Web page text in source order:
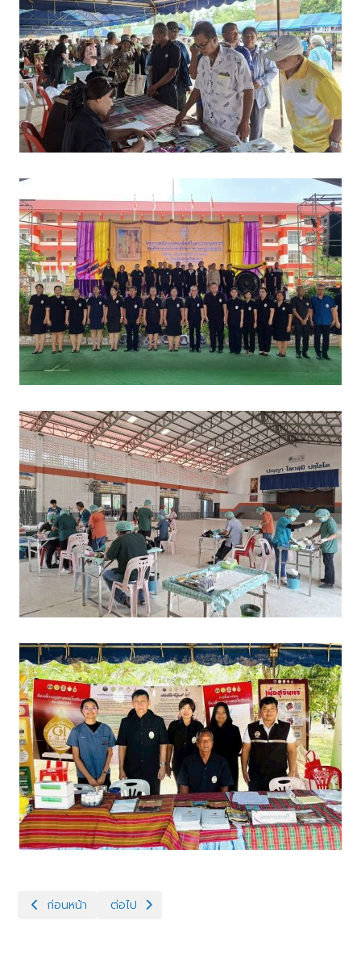
เนื้อหาก่อนหน้า: ศวพ.สุรินทร์ ร่วมพิธีเจริญพระพุทธมนต์และทำบุญตั
ก่อนหน้า เนื้อหาถัดไป: ศวพ.สุรินทร์ ร่วมจัดนิทรรศการ ในโ
ต่อไป